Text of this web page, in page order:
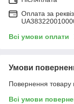
Оплата за
Всі умови оплати
Умови
Повернення товару
Всі умови